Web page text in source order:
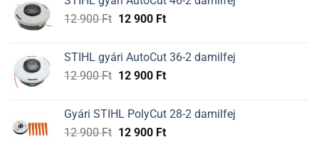
12 900Ft Original
12
900 Ft.
12 900 FtCurrent
12
900 Ft.
STIHL gyári AutoCut 36-2 damilfej
12 900Ft Original
12
900 Ft.
12 900 FtCurrent
12
900 Ft.
Gyári STIHL PolyCut 28-2 damilfej
12 900Ft Original
12 900 FtCurrent